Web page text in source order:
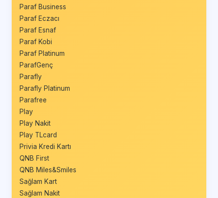
Paraf Business
Paraf Eczacı
Paraf Esnaf
Paraf Kobi
Paraf Platinum
ParafGenç
Parafly
Parafly Platinum
Parafree
Play
Play Nakit
Play TLcard
Privia Kredi Kartı
QNB First
QNB Miles&Smiles
Sağlam Kart
Sağlam Nakit